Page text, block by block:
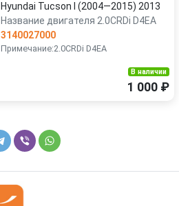
Hyundai Tucson I (2004—2015) 2013
Название двигателя 2.0CRDi D4EA
3140027000
Примечание:2.0CRDi D4EA
В наличии
1 000 ₽